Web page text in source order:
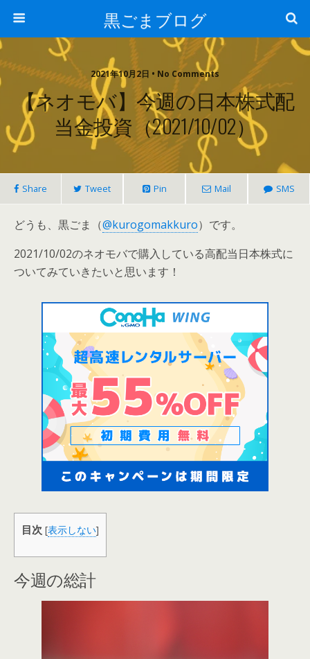
黒ごまブログ
2021年10月2日 • No Comments
【ネオモバ】今週の日本株式配
当金投資（2021/10/02）
Share Tweet Pin Mail SMS
どうも、黒ごま（@kurogomakkuro）です。
2021/10/02のネオモバで購入している高配当日本株式に
ついてみていきたいと思います！
目次 [表示しない]
今週の総計